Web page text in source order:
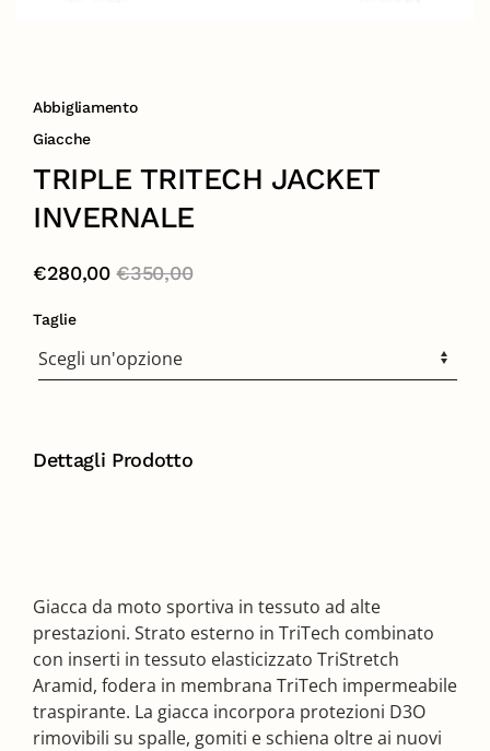
Abbigliamento
Giacche
TRIPLE TRITECH JACKET
INVERNALE
€280,00 €350,00
Taglie
Dettagli Prodotto
Giacca da moto sportiva in tessuto ad alte
prestazioni. Strato esterno in TriTech combinato
con inserti in tessuto elasticizzato TriStretch
Aramid, fodera in membrana TriTech impermeabile
traspirante. La giacca incorpora protezioni D3O
rimovibili su spalle, gomiti e schiena oltre ai nuovi